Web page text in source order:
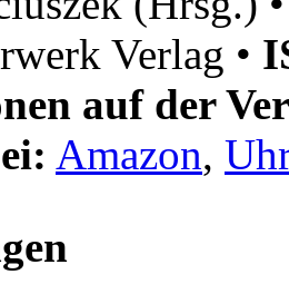
Verlag •
auf der
Amazon,